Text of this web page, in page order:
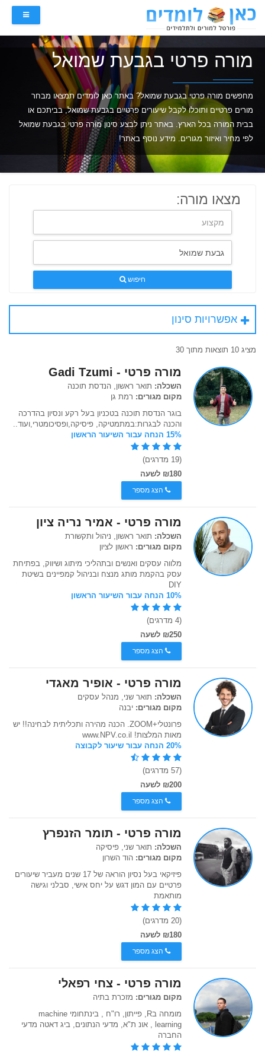
מורה פרטי בגבעת שמואל
מחפשים מורה פרטי בגבעת שמואל? באתר כאן לומדים תמצאו מבחר
מורים פרטיים ותוכלו לקבל שיעורים פרטיים בגבעת שמואל, בביתכם או
בבית המורה בכל הארץ. באתר ניתן לבצע סינון מורה פרטי בגבעת שמואל
לפי מחיר ואיזור מגורים. מידע נוסף באתר!
מצאו מורה:
חיפוש
אפשרויות סינון
מציג 10 תוצאות מתוך 30
מורה פרטי - Gadi Tzumi
השכלה: תואר ראשון, הנדסת תוכנה
מקום מגורים: רמת גן
בוגר הנדסת תוכנה בטכניון בעל רקע ונסיון בהדרכה
והכנה לבגרות:במתמטיקה, פיסיקה,ופסיכומטרי,ועוד..
15% הנחה עבור השיעור הראשון
(19 מדרגים)
₪180 לשעה
הצג מספר
מורה פרטי - אמיר נריה ציון
השכלה: תואר ראשון, ניהול ותקשורת
מקום מגורים: ראשון לציון
מלווה עסקים ואנשים ובתהליכי מיתוג ושיווק, בפתיחת
עסק בהקמת מותג מנצח ובניהול קמפיינים בשיטת
DIY
10% הנחה עבור השיעור הראשון
(4 מדרגים)
₪250 לשעה
הצג מספר
מורה פרטי - אופיר מאגדי
השכלה: תואר שני, מנהל עסקים
מקום מגורים: יבנה
פרונטלי+ZOOM. הכנה מהירה ותכליתית לבחינה!! יש
מאות המלצות! www.NPV.co.il
20% הנחה עבור שיעור לקבוצה
(57 מדרגים)
₪200 לשעה
הצג מספר
מורה פרטי - תומר הזנפרץ
השכלה: תואר שני, פיסיקה
מקום מגורים: הוד השרון
פיזיקאי בעל נסיון הוראה של 17 שנים מעביר שיעורים
פרטיים עם המון דגש על יחס אישי, סבלני וגישה
מותאמת
(20 מדרגים)
₪180 לשעה
הצג מספר
מורה פרטי - צחי רפאלי
מקום מגורים: מזכרת בתיה
מומחה בR, פייתון, רו"ח , בינתחומי machine
learning , אונ ת"א, מדעי הנתונים, ביג דאטה מדעי
החברה